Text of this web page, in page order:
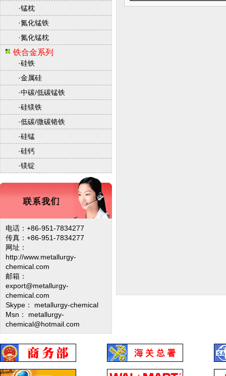
·锰枕
·氮化锰铁
·氮化锰枕
铁合金系列
·硅铁
·金属硅
·中碳/低碳锰铁
·硅镁铁
·低碳/微碳铬铁
·硅锰
·硅钙
·镁锭
电话：+86-951-7834277
传真：+86-951-7834277
网址：
http://www.metallurgy-
chemical.com
邮箱：
export@metallurgy-
chemical.com
Skype： metallurgy-chemical
Msn： metallurgy-
chemical@hotmail.com